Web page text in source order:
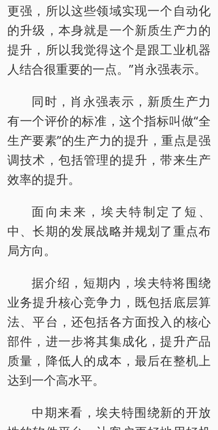
更强，所以这些领域实现一个自动化
的升级，本身就是一个新质生产力的
提升，所以我觉得这个是跟工业机器
人结合很重要的一点。”肖永强表示。
同时，肖永强表示，新质生产力
有一个评价的标准，这个指标叫做“全
生产要素”的生产力的提升，重点是强
调技术，包括管理的提升，带来生产
效率的提升。
面向未来，埃夫特制定了短、
中、长期的发展战略并规划了重点布
局方向。
据介绍，短期内，埃夫特将围绕
业务提升核心竞争力，既包括底层算
法、平台，还包括各方面投入的核心
部件，进一步将其集成化，提升产品
质量，降低人的成本，最后在整机上
达到一个高水平。
中期来看，埃夫特围绕新的开放